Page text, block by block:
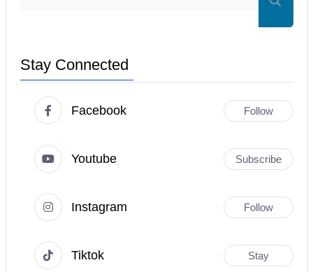
Stay Connected
Facebook Follow
Youtube Subscribe
Instagram Follow
Tiktok Stay